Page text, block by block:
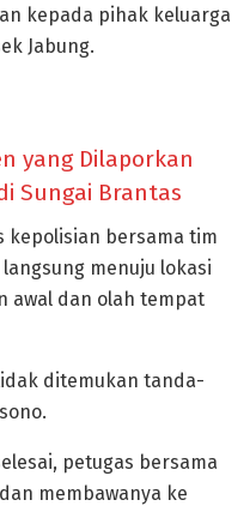
kepada pihak keluarga
Jabung.
yang Dilaporkan
Sungai Brantas
kepolisian bersama tim
menuju lokasi
awal dan olah tempat
ditemukan tanda-
petugas bersama
membawanya ke